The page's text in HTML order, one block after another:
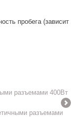
пробега (зависит
разъемами 400Вт
разъемами